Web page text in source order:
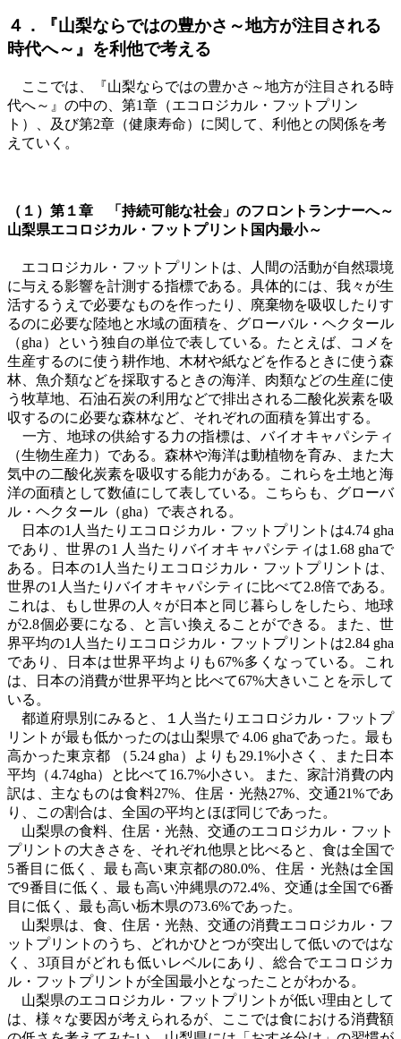
４．『山梨ならではの豊かさ～地方が注目される
時代へ～』を利他で考える
ここでは、『山梨ならではの豊かさ～地方が注目される時
代へ～』の中の、第1章（エコロジカル・フットプリン
ト）、及び第2章（健康寿命）に関して、利他との関係を考
えていく。
（１）第１章 「持続可能な社会」のフロントランナーへ～
山梨県エコロジカル・フットプリント国内最小～
エコロジカル・フットプリントは、人間の活動が自然環境
に与える影響を計測する指標である。具体的には、我々が生
活するうえで必要なものを作ったり、廃棄物を吸収したりす
るのに必要な陸地と水域の面積を、グローバル・ヘクタール
（gha）という独自の単位で表している。たとえば、コメを
生産するのに使う耕作地、木材や紙などを作るときに使う森
林、魚介類などを採取するときの海洋、肉類などの生産に使
う牧草地、石油石炭の利用などで排出される二酸化炭素を吸
収するのに必要な森林など、それぞれの面積を算出する。
一方、地球の供給する力の指標は、バイオキャパシティ
（生物生産力）である。森林や海洋は動植物を育み、また大
気中の二酸化炭素を吸収する能力がある。これらを土地と海
洋の面積として数値にして表している。こちらも、グローバ
ル・ヘクタール（gha）で表される。
日本の1人当たりエコロジカル・フットプリントは4.74 gha
であり、世界の1 人当たりバイオキャパシティは1.68 ghaで
ある。日本の1人当たりエコロジカル・フットプリントは、
世界の1 人当たりバイオキャパシティに比べて2.8倍である。
これは、もし世界の人々が日本と同じ暮らしをしたら、地球
が2.8個必要になる、と言い換えることができる。また、世
界平均の1人当たりエコロジカル・フットプリントは2.84 gha
であり、日本は世界平均よりも67%多くなっている。これ
は、日本の消費が世界平均と比べて67%大きいことを示して
いる。
都道府県別にみると、１人当たりエコロジカル・フットプ
リントが最も低かったのは山梨県で4.06 ghaであった。最も
高かった東京都 （ 5.24 gha）よりも29.1%小さく、また日本
平均（4.74gha）と比べて 16.7%小さい。また、家計消費の内
訳は、主なものは食料27%、住居・光熱27%、交通21%であ
り、この割合は、全国の平均とほぼ同じであった。
山梨県の食料、住居・光熱、交通のエコロジカル・フット
プリントの大きさを、それぞれ他県と比べると、食は全国で
5番目に低く、最も高い東京都の80.0%、住居・光熱は全国
で9番目に低く、最も高い沖縄県の72.4%、交通は全国で6番
目に低く、最も高い栃木県の73.6%であった。
山梨県は、食、住居・光熱、交通の消費エコロジカル・フ
ットプリントのうち、どれかひとつが突出して低いのではな
く、 3項目がどれも低いレベルにあり、総合でエコロジカ
ル・フットプリントが全国最小となったことがわかる。
山梨県のエコロジカル・フットプリントが低い理由として
は、様々な要因が考えられるが、ここでは食における消費額